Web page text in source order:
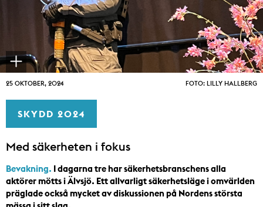
25 OKTOBER, 2024 FOTO: LILLY HALLBERG
SKYDD 2024
Med säkerheten i fokus
Bevakning. I dagarna tre har säkerhetsbranschens alla
aktörer mötts i Älvsjö. Ett allvarligt säkerhetsläge i omvärlden
präglade också mycket av diskussionen på Nordens största